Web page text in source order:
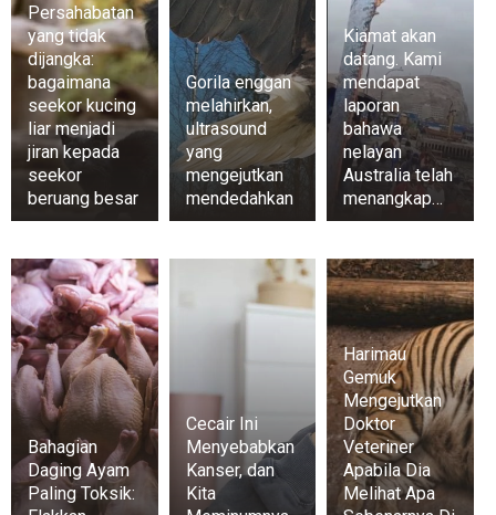
Persahabatan
yang tidak
dijangka:
bagaimana
seekor kucing
liar menjadi
jiran kepada
seekor
beruang besar
Gorila enggan
melahirkan,
ultrasound
yang
mengejutkan
mendedahkan
Kiamat akan
datang. Kami
mendapat
laporan
bahawa
nelayan
Australia telah
menangkap…
Bahagian
Daging Ayam
Paling Toksik:
Cecair Ini
Menyebabkan
Kanser, dan
Kita
Harimau
Gemuk
Mengejutkan
Doktor
Veteriner
Apabila Dia
Melihat Apa